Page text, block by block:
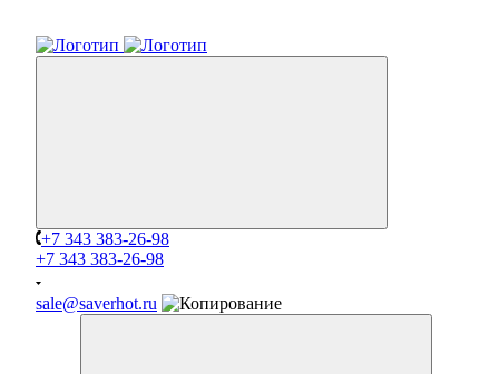
+7 343 383-26-98
+7 343 383-26-98
sale@saverhot.ru